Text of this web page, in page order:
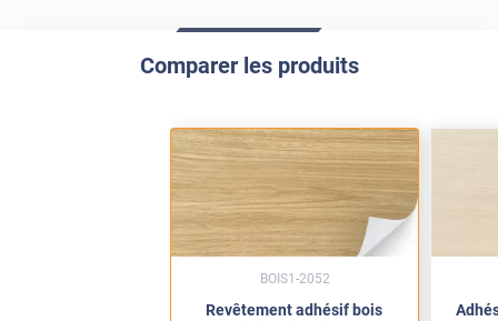
Comparer les produits
Revêtement adhésif bois
BOIS1-2052